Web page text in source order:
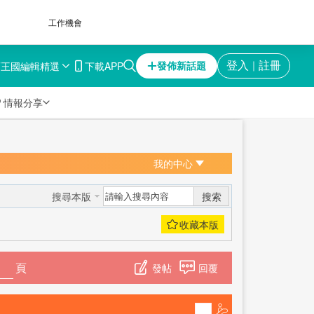
工作機會
國編輯精選 下載APP 發佈新話題 登入 ｜ 註冊
情報分享
我的中心
搜尋本版 搜索
回覆
發帖
頁